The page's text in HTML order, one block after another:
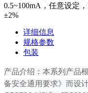
0.5~100mA，任意设定
±2%
详细信息
规格参数
包装
产品介绍：本系列产品
备安全通用要求》而设